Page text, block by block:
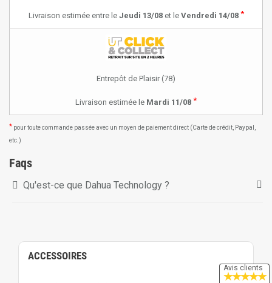
Livraison estimée entre le Jeudi 13/08et le Vendredi 14/08 *
Entrepôt de Plaisir (78)
Livraison estimée le Mardi 11/08 *
* pour toute commande passée avec un moyen de paiement direct (Carte de crédit, Paypal,
etc.)
Faqs
Qu'est-ce que Dahua Technology ?
ACCESSOIRES
Avis clients
★★★★★